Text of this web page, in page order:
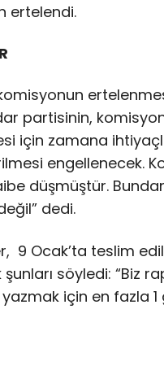
ertelendi.
komisyonun
partisinin, komisyon
için zamana
engellenecek.
düşmüştür.
dedi.
9 Ocak’ta teslim
şunları söyledi: “Biz
için en fazla 1